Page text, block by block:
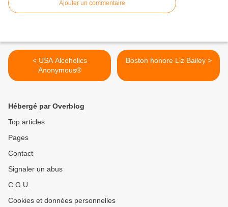
Ajouter un commentaire
< USA Alcoholics
Anonymous®
Boston honore Liz Bailey >
Hébergé par Overblog
Top articles
Pages
Contact
Signaler un abus
C.G.U.
Cookies et données personnelles